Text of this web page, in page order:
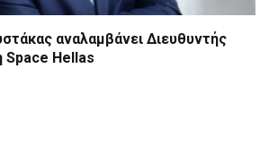
αναλαμβάνει Διευθυντής
Hellas